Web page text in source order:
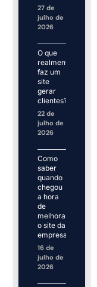
27 de
julho de
2026
O que
realmente
faz um
site
gerar
clientes?
22 de
julho de
2026
Como
saber
quando
chegou
a hora
de
melhorar
o site da
empresa
16 de
julho de
2026